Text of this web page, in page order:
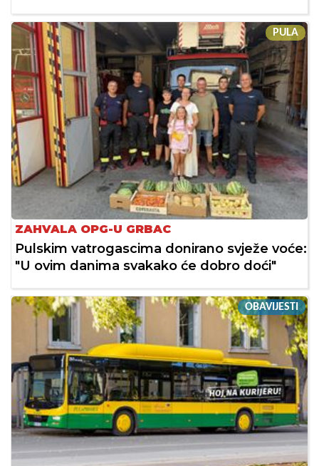
PULA
ZAHVALA OPG-U GRBAC
Pulskim vatrogascima donirano svježe voće:
"U ovim danima svakako će dobro doći"
OBAVIJESTI